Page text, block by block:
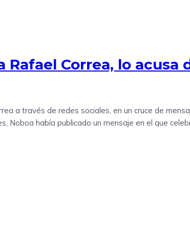
Correa, lo
a través de redes sociales, en un cruce de
Noboa había publicado un mensaje en el que